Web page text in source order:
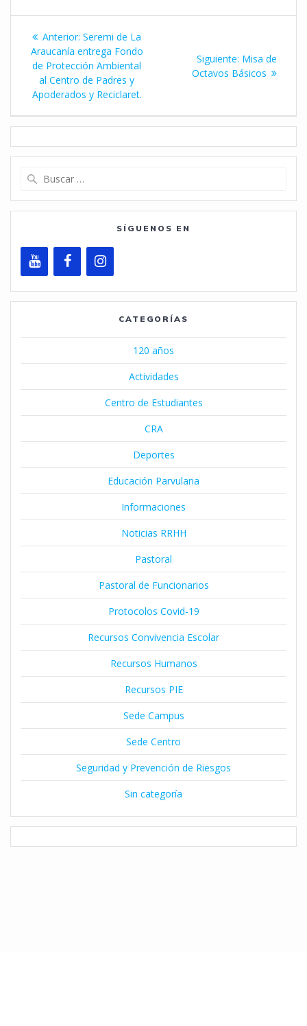
Navegación
de
entradas
Anterior: Entrada
anterior:
Seremi de La
Araucanía entrega Fondo
de Protección Ambiental
al Centro de Padres y
Apoderados y Reciclaret.
Siguiente: Siguiente
entrada:
Misa de
Octavos Básicos
SÍGUENOS EN
CATEGORÍAS
120 años
Actividades
Centro de Estudiantes
CRA
Deportes
Educación Parvularia
Informaciones
Noticias RRHH
Pastoral
Pastoral de Funcionarios
Protocolos Covid-19
Recursos Convivencia Escolar
Recursos Humanos
Recursos PIE
Sede Campus
Sede Centro
Seguridad y Prevención de Riesgos
Sin categoría